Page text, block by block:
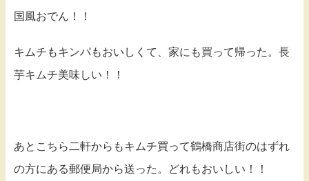
国風おでん！！
キムチもキンパもおいしくて、家にも買って帰った。長
芋キムチ美味しい！！
あとこちら二軒からもキムチ買って鶴橋商店街のはずれ
の方にある郵便局から送った。どれもおいしい！！